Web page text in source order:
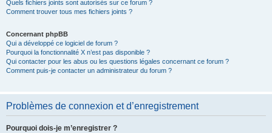
Quels fichiers joints sont autorisés sur ce forum ?
Comment trouver tous mes fichiers joints ?
Concernant phpBB
Qui a développé ce logiciel de forum ?
Pourquoi la fonctionnalité X n’est pas disponible ?
Qui contacter pour les abus ou les questions légales concernant ce forum ?
Comment puis-je contacter un administrateur du forum ?
Problèmes de connexion et d’enregistrement
Pourquoi dois-je m’enregistrer ?